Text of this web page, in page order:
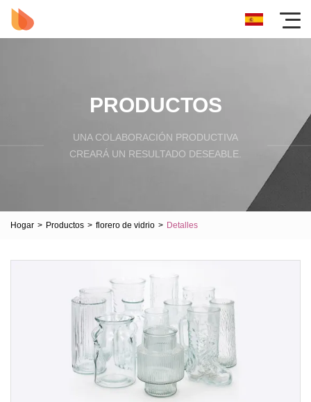
PRODUCTOS
UNA COLABORACIÓN PRODUCTIVA
CREARÁ UN RESULTADO DESEABLE.
Hogar > Productos > florero de vidrio > Detalles